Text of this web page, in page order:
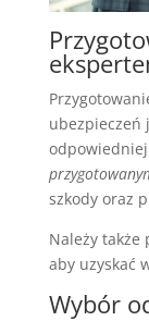
ubezpieczeń
szkody oraz
Należy także
aby uzyskać
Wybór